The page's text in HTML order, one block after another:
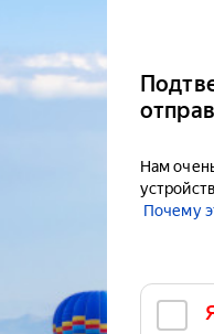
Нам
Почему